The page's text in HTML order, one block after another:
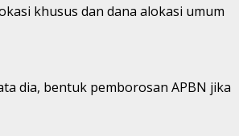
khusus dan dana alokasi umum
dia, bentuk pemborosan APBN jika